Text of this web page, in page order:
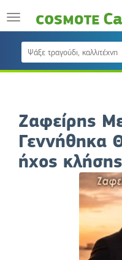
Ζαφείρης
Γεννήθηκα
ήχος κλήσης